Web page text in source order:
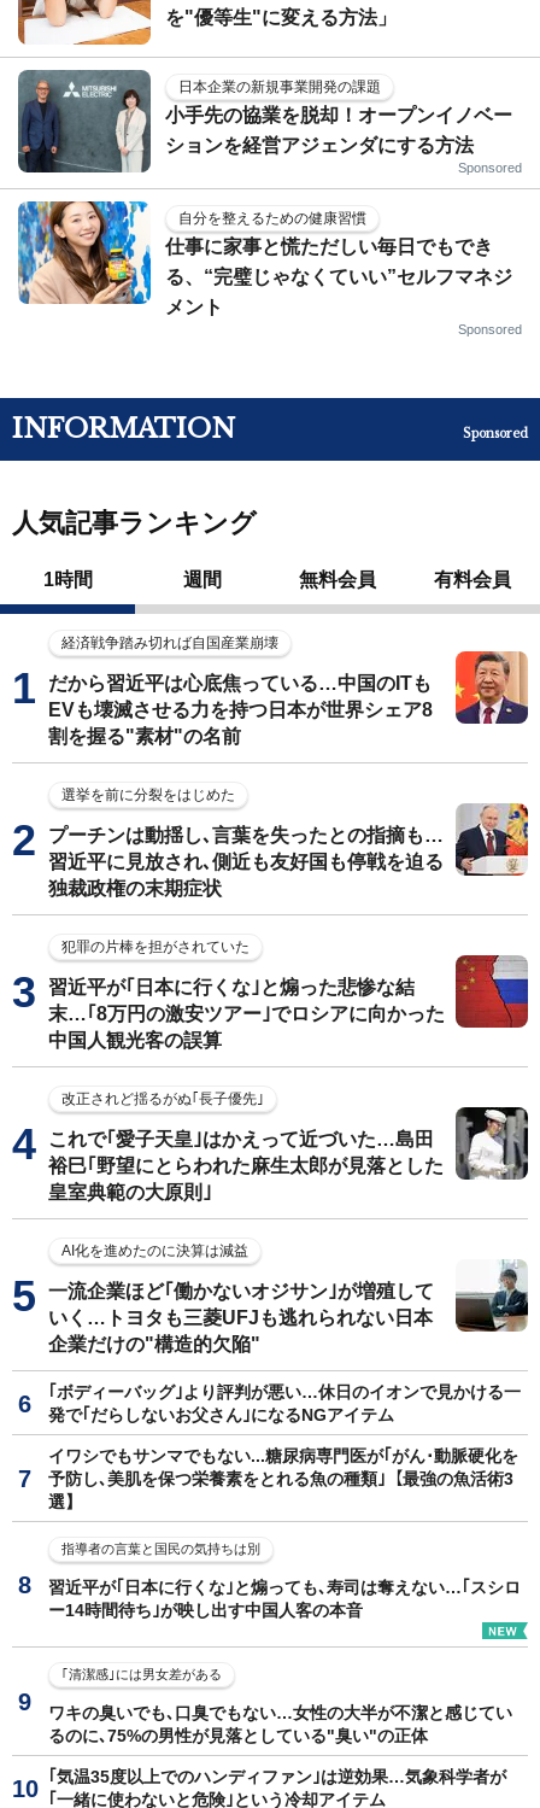
を"優等生"に変える方法」
日本企業の新規事業開発の課題
小手先の協業を脱却！オープンイノベー
ションを経営アジェンダにする方法
Sponsored
自分を整えるための健康習慣
仕事に家事と慌ただしい毎日でもでき
る、“完璧じゃなくていい”セルフマネジ
メント
Sponsored
INFORMATION Sponsored
人気記事ランキング
1時間 週間 無料会員 有料会員
経済戦争踏み切れば自国産業崩壊
だから習近平は心底焦っている…中国のITも
EVも壊滅させる力を持つ日本が世界シェア8
割を握る"素材"の名前
選挙を前に分裂をはじめた
プーチンは動揺し､言葉を失ったとの指摘も…
習近平に見放され､側近も友好国も停戦を迫る
独裁政権の末期症状
犯罪の片棒を担がされていた
習近平が｢日本に行くな｣と煽った悲惨な結
末…｢8万円の激安ツアー｣でロシアに向かった
中国人観光客の誤算
改正されど揺るがぬ｢長子優先｣
これで｢愛子天皇｣はかえって近づいた…島田
裕巳｢野望にとらわれた麻生太郎が見落とした
皇室典範の大原則｣
AI化を進めたのに決算は減益
一流企業ほど｢働かないオジサン｣が増殖して
いく…トヨタも三菱UFJも逃れられない日本
企業だけの"構造的欠陥"
｢ボディーバッグ｣より評判が悪い…休日のイオンで見かける一
発で｢だらしないお父さん｣になるNGアイテム
イワシでもサンマでもない...糖尿病専門医が｢がん･動脈硬化を
予防し､美肌を保つ栄養素をとれる魚の種類｣【最強の魚活術3
選】
指導者の言葉と国民の気持ちは別
習近平が｢日本に行くな｣と煽っても､寿司は奪えない…｢スシロ
ー14時間待ち｣が映し出す中国人客の本音
｢清潔感｣には男女差がある
ワキの臭いでも､口臭でもない…女性の大半が不潔と感じてい
るのに､75%の男性が見落としている"臭い"の正体
｢気温35度以上でのハンディファン｣は逆効果…気象科学者が
｢一緒に使わないと危険｣という冷却アイテム